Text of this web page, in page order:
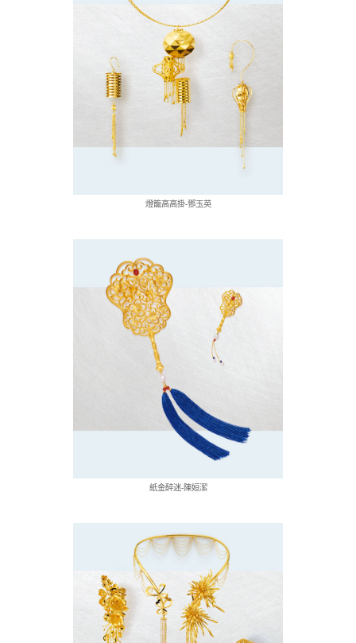
燈籠高高掛-鄧玉英
紙金醉迷-陳姮潔